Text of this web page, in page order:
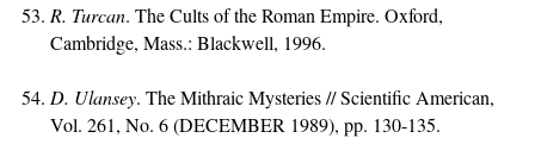
R. Turcan. The Cults of the Roman Empire. Oxford,
Cambridge, Mass.: Blackwell, 1996.
D. Ulansey. The Mithraic Mysteries // Scientific American,
Vol. 261, No. 6 (DECEMBER 1989), pp. 130-135.